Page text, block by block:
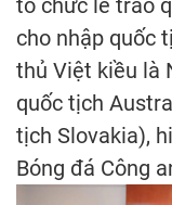
tổ chức lễ trao
cho nhập quốc
thủ Việt kiều là
quốc tịch
tịch Slovakia),
Bóng đá Công